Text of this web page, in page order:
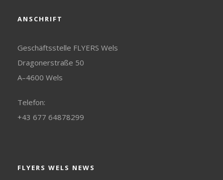
ANSCHRIFT
Geschäftsstelle FLYERS Wels
Dragonerstraße 50
A–4600 Wels
Telefon:
+43 677 64878299
FLYERS WELS NEWS